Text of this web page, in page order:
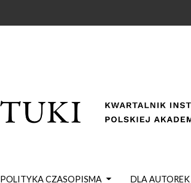
POLITYKA CZASOPISMA DLA